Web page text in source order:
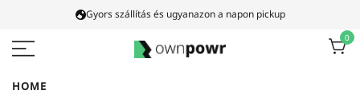
tartalomra
Gyors szállítás és ugyanazon a napon pickup
0
HOME